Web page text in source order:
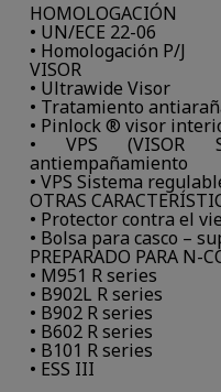
HOMOLOGACIÓN
• UN/ECE 22-06
• Homologación P/J
VISOR
• Ultrawide Visor
• Tratamiento
• Pinlock ® visor
• VPS (VISOR
antiempañamiento
• VPS Sistema
OTRAS
• Protector contra el
• Bolsa para casco –
PREPARADO PARA N-
• M951 R series
• B902L R series
• B902 R series
• B602 R series
• B101 R series
• ESS III